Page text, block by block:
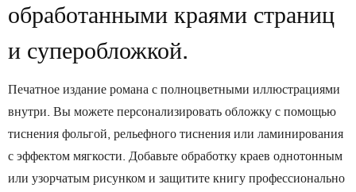
обработанными краями страниц
и суперобложкой.
Печатное издание романа с полноцветными иллюстрациями
внутри. Вы можете персонализировать обложку с помощью
тиснения фольгой, рельефного тиснения или ламинирования
с эффектом мягкости. Добавьте обработку краев однотонным
или узорчатым рисунком и защитите книгу профессионально